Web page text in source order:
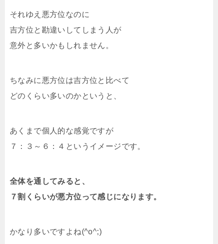
それゆえ悪方位なのに
吉方位と勘違いしてしまう人が
意外と多いかもしれません。
ちなみに悪方位は吉方位と比べて
どのくらい多いのかというと、
あくまで個人的な感覚ですが
７：３～６：４というイメージです。
全体を通してみると、
７割くらいが悪方位って感じになります。
かなり多いですよね(^o^;)